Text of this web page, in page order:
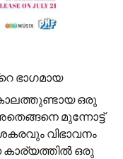
ഭാഗമായ
ഒരു
മുന്നോട്ട്
വിഭാവനം
കാര്യത്തിൽ ഒരു